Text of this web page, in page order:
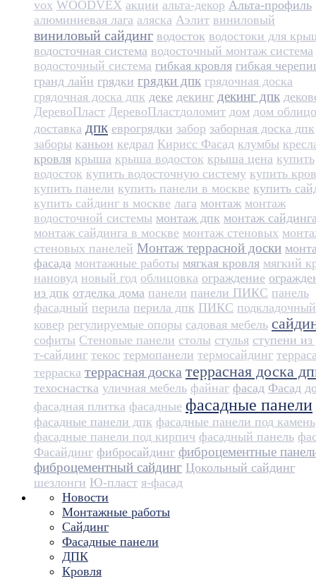
vox WOODVEX акции альта-декор Альта-профиль
алюминиевая лага аляска Аэлит виниловый
виниловый сайдинг водосток водостоки для
водосточная система водосточный монтаж система
водосточный система гибкая кровля гибкая
гранд лайн грядки грядки дпк грядочная доска
грядочная доска дпк деке декинг декинг дпк
ДеревоПласт ДеревоПласт​доломит дом дом
доставка дпк еврогрядки забор заборная доска дпк
заборы каньон кедрал Кирисс Фасад клумбы
кровля крыша крыша водосток крыша цена купить
водосток купить водосточную систему купить
купить панели купить панели в москве купить
купить сайдинг в москве лага монтаж монтаж
водосточной системы монтаж дпк монтаж
монтаж сайдинга в москве монтаж стеновых
стеновых панелей Монтаж террасной доски
фасада монтажные работы мягкая кровля мягкий
нановуд новый год облицовка ограждение
из дпк отделка дома панели панели ПИКС панель
фасадный перила перила дпк ПИКС подкладочный
ковер регулируемые опоры садовая мебель
софиты Стеновые панели столы стулья ступени
т-сайдинг текос термопанели термосайдинг
терраска террасная доска террасная доска
техоснастка уличная мебель файнаг фасад Фасад
фасадная плитка фасадные фасадные панели
фасадные панели дпк фасадные панели под камень
фасадные панели под кирпич фасадный панель
Фасайдинг фибросайдинг фиброцементные
фиброцементный сайдинг Цокольный сайдинг
шезлонги Ю-пласт я-фасад
Новости
Монтажные работы
Сайдинг
Фасадные панели
ДПК
Кровля